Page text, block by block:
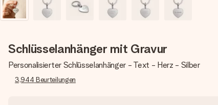
Schlüsselanhänger mit Gravur
Personalisierter Schlüsselanhänger - Text - Herz - Silber
3,944 Beurteilungen